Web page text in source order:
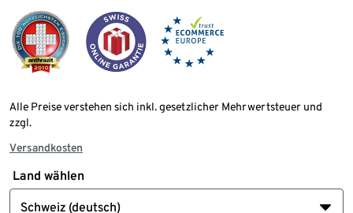
Alle Preise verstehen sich inkl. gesetzlicher Mehrwertsteuer und
zzgl.
Versandkosten
Land wählen
Schweiz (deutsch)